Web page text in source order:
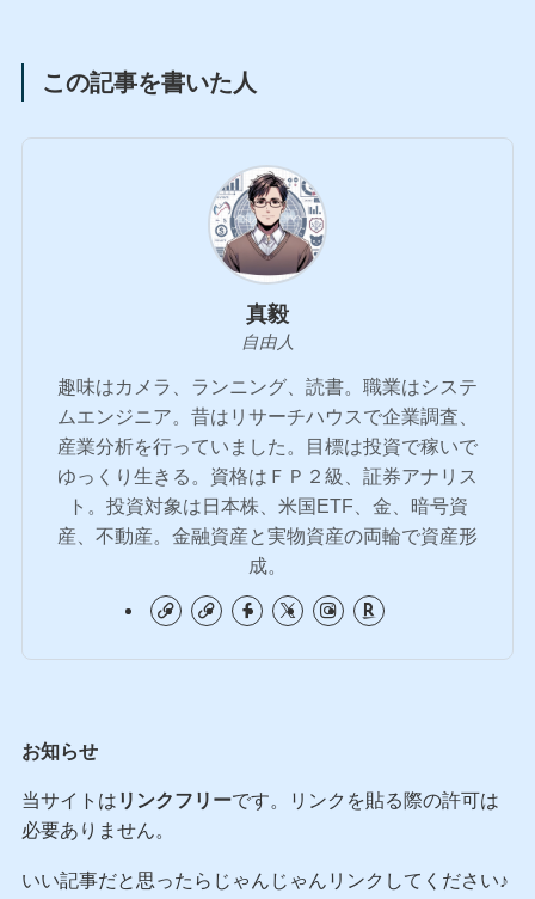
この記事を書いた人
真毅
自由人
趣味はカメラ、ランニング、読書。職業はシステ
ムエンジニア。昔はリサーチハウスで企業調査、
産業分析を行っていました。目標は投資で稼いで
ゆっくり生きる。資格はＦＰ２級、証券アナリス
ト。投資対象は日本株、米国ETF、金、暗号資
産、不動産。金融資産と実物資産の両輪で資産形
成。
お知らせ
当サイトは リンクフリーです。リンクを貼る際の許可は
必要ありません。
いい記事だと思ったらじゃんじゃんリンクしてください♪